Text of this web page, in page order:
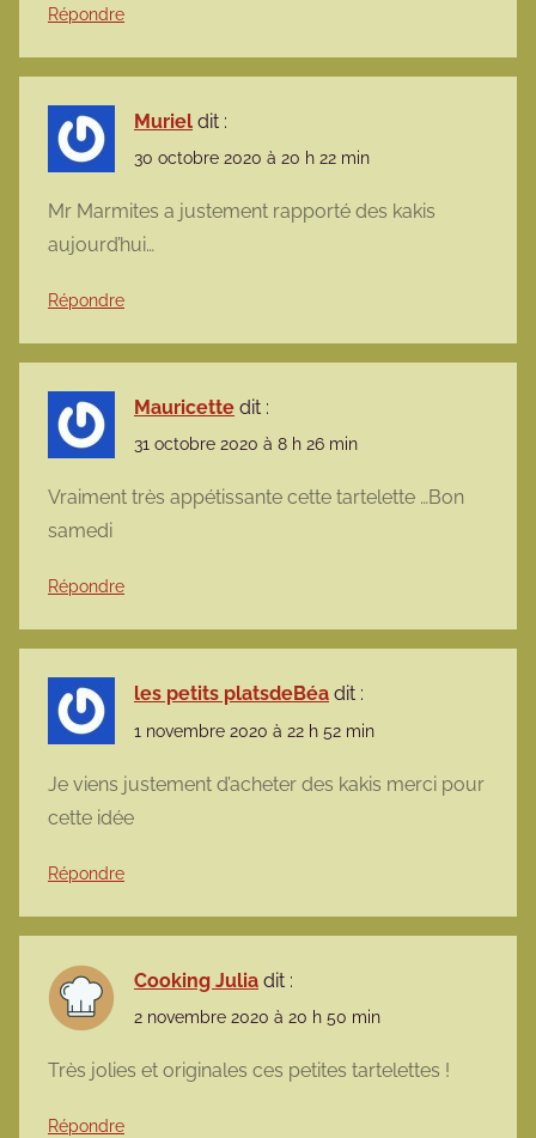
Répondre
Muriel dit :
30 octobre 2020 à 20 h 22 min
Mr Marmites a justement rapporté des kakis
aujourd’hui…
Répondre
Mauricette dit :
31 octobre 2020 à 8 h 26 min
Vraiment très appétissante cette tartelette …Bon
samedi
Répondre
les petits platsdeBéa dit :
1 novembre 2020 à 22 h 52 min
Je viens justement d’acheter des kakis merci pour
cette idée
Répondre
Cooking Julia dit :
2 novembre 2020 à 20 h 50 min
Très jolies et originales ces petites tartelettes !
Répondre